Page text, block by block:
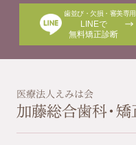
歯並び・欠損・審美専用
LINEで
無料矯正診断